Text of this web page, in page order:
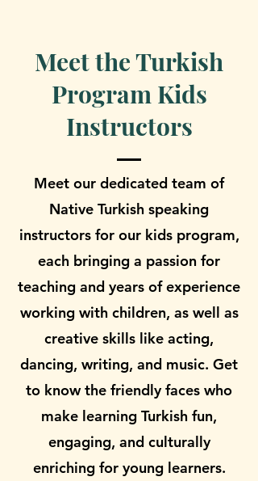
Meet the Turkish
Program Kids
Instructors
Meet our dedicated team of
Native Turkish speaking
instructors for our kids program,
each bringing a passion for
teaching and years of experience
working with children, as well as
creative skills like acting,
dancing, writing, and music. Get
to know the friendly faces who
make learning Turkish fun,
engaging, and culturally
enriching for young learners.